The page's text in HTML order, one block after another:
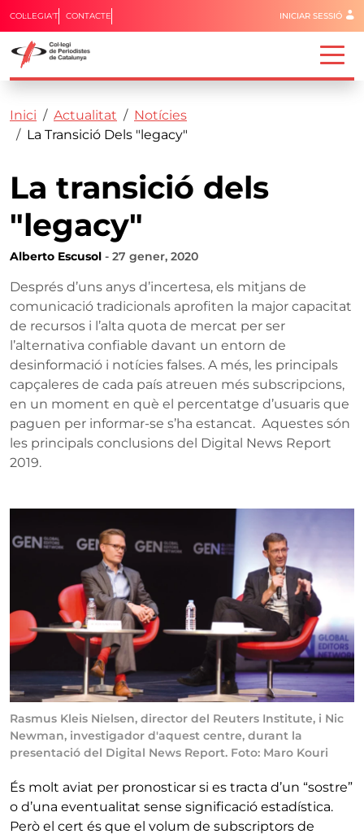
Vés al contingut
Capçalera
COL·LEGIA'T CONTACTE Menú del
INICIAR SESSIÓ
Fil d'ariadna
Inici Actualitat
Notícies
La Transició Dels "legacy"
La transició dels
"legacy"
Alberto Escusol - 27 gener, 2020
Després d’uns anys d’incertesa, els mitjans de
comunicació tradicionals aprofiten la major capacitat
de recursos i l’alta quota de mercat per ser
l’alternativa confiable davant un entorn de
desinformació i notícies falses. A més, les principals
capçaleres de cada país atreuen més subscripcions,
en un moment en què el percentatge d’usuaris que
paguen per informar-se s’ha estancat. Aquestes són
les principals conclusions del Digital News Report
2019.
Rasmus Kleis Nielsen, director del Reuters Institute, i Nic
Newman, investigador d'aquest centre, durant la
presentació del Digital News Report. Foto: Maro Kouri
És molt aviat per pronosticar si es tracta d’un “sostre”
o d’una eventualitat sense significació estadística.
Però el cert és que el volum de subscriptors de